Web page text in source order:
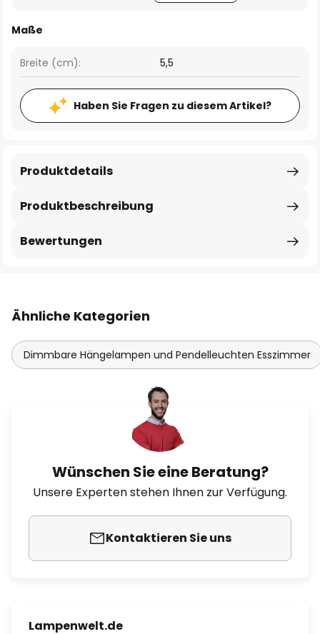
Maße
Breite (cm): 5,5
Haben Sie Fragen zu diesem Artikel?
Produktbeschreibung
Produktdetails
Bewertungen
Ähnliche Kategorien
Dimmbare Hängelampen und Pendelleuchten Esszimmer
Wünschen Sie eine Beratung?
Unsere Experten stehen Ihnen zur Verfügung.
Kontaktieren Sie uns
Lampenwelt.de